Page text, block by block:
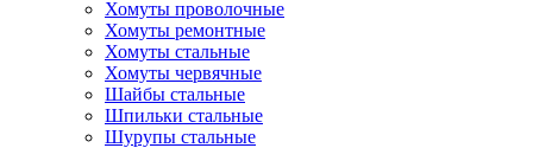
Хомуты проволочные
Хомуты ремонтные
Хомуты стальные
Хомуты червячные
Шайбы стальные
Шпильки стальные
Шурупы стальные